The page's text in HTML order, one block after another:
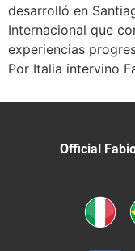
desarrolló en
Internacional que
experiencias
Por Italia intervino
Official